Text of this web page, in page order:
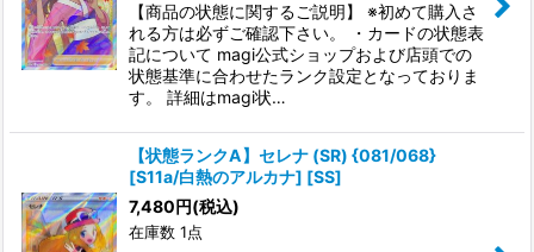
【商品の状態に関するご説明】 ※初めて購入さ
れる方は必ずご確認下さい。 ・カードの状態表
記について magi公式ショップおよび店頭での
状態基準に合わせたランク設定となっておりま
す。 詳細はmagi状…
【状態ランクA】セレナ (SR) {081/068}
[S11a/白熱のアルカナ] [SS]
7,480円(税込)
在庫数 1点